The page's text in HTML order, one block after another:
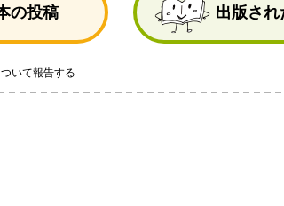
の投稿 出版され
いて報告する